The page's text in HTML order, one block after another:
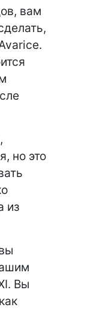
вам
но это
из
Вы